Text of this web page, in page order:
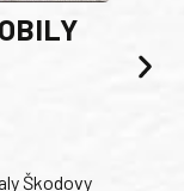
Škodovy